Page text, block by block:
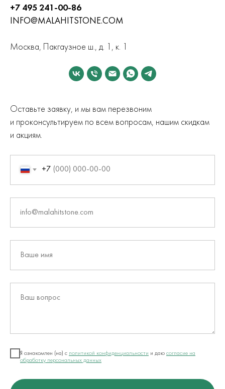
+7 495 241-00-86
INFO@MALAHITSTONE.COM
Москва, Пакгаузное ш., д. 1, к. 1
Оставьте заявку, и мы вам перезвоним
и проконсультируем по всем вопросам, нашим скидкам
и акциям.
+7
info@malahitstone.com
Ваше имя
Ваш вопрос
Я ознакомлен (на) с политикой конфиденциальности и даю согласие на
обработку персональных данных